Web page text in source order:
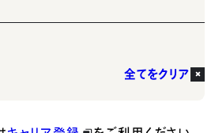
全てをクリア